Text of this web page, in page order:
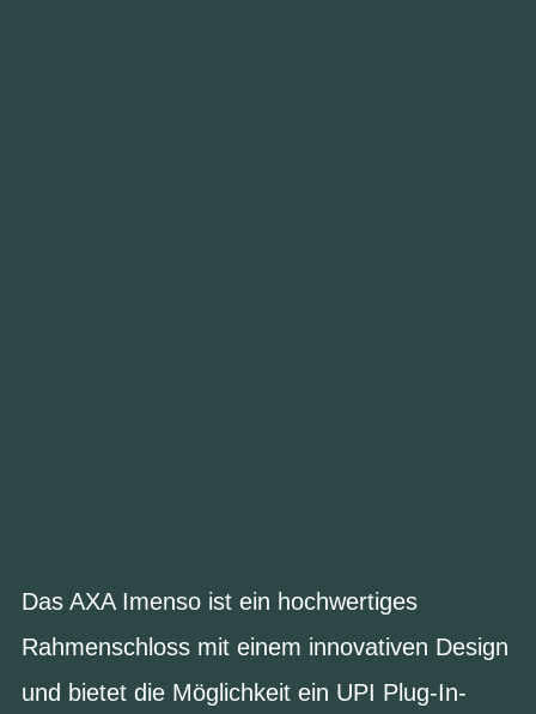
Das AXA Imenso ist ein hochwertiges
Rahmenschloss mit einem innovativen Design
und bietet die Möglichkeit ein UPI Plug-In-